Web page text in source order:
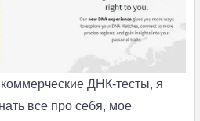
ДНК-тесты, я
все про себя, мое